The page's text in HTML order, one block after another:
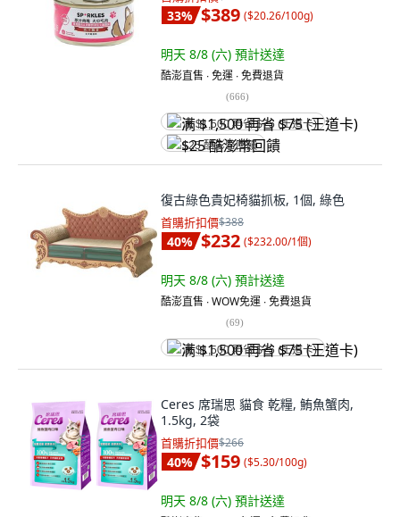
33% $389 ($20.26/100g)
明天 8/8 (六) 預計送達
酷澎直售 ∙ 免運 ∙ 免費退貨
(666)
满 $1,500 再省 $75 (王道卡)
$25 酷澎幣回饋
復古綠色貴妃椅貓抓板, 1個, 綠色
首購折扣價$388
40% $232 ($232.00/1個)
明天 8/8 (六) 預計送達
酷澎直售 ∙ WOW免運 ∙ 免費退貨
(69)
满 $1,500 再省 $75 (王道卡)
Ceres 席瑞思 貓食 乾糧, 鮪魚蟹肉,
1.5kg, 2袋
首購折扣價$266
40% $159 ($5.30/100g)
明天 8/8 (六) 預計送達